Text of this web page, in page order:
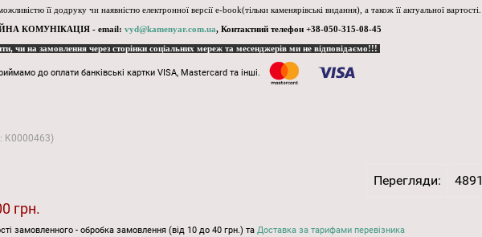
її додруку чи наявністю електронної версії e-book(тільки каменярівські видання), а також її актуальної вартості.
КОМУНІКАЦІЯ - email: vyd@kamenyar.com.ua, Контактний телефон +38-050-315-08-45
чи на замовлення через сторінки соціальних мереж та месенджерів ми не відповідаємо!!!
до оплати банківські картки VISA, Mastercard та інші.
K0000463)
Перегляди: 4891
грн.
замовленного - обробка замовлення (від 10 до 40 грн.) та Доставка за тарифами перевізника